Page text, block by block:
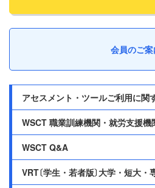
会員のご
アセスメント・ツールご利用に関
WSCT 職業訓練機関・就労支援機
WSCT Q&A
VRT〔学生・若者版〕大学・短大